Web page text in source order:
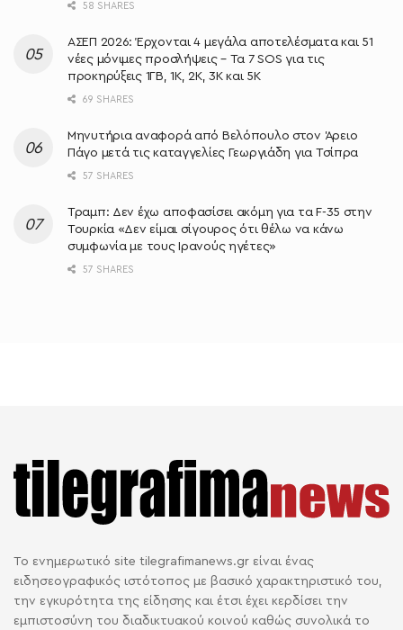
58 SHARES
ΑΣΕΠ 2026: Έρχονται 4 μεγάλα αποτελέσματα και 51
νέες μόνιμες προσλήψεις – Τα 7 SOS για τις
προκηρύξεις 1ΓΒ, 1Κ, 2Κ, 3Κ και 5Κ
69 SHARES
Μηνυτήρια αναφορά από Βελόπουλο στον Άρειο
Πάγο μετά τις καταγγελίες Γεωργιάδη για Τσίπρα
57 SHARES
Τραμπ: Δεν έχω αποφασίσει ακόμη για τα F-35 στην
Τουρκία «Δεν είμαι σίγουρος ότι θέλω να κάνω
συμφωνία με τους Ιρανούς ηγέτες»
57 SHARES
Το ενημερωτικό site tilegrafimanews.gr είναι ένας
ειδησεογραφικός ιστότοπος με βασικό χαρακτηριστικό του,
την εγκυρότητα της είδησης και έτσι έχει κερδίσει την
εμπιστοσύνη του διαδικτυακού κοινού καθώς συνολικά το